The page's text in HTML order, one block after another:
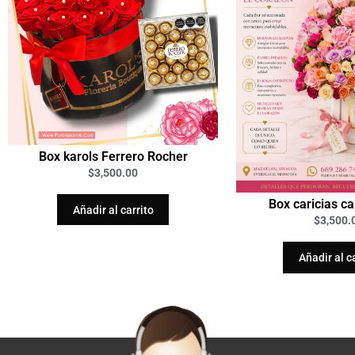
Box karols Ferrero Rocher
$3,500.00
Añadir al carrito Box caricias
$
Añadir al